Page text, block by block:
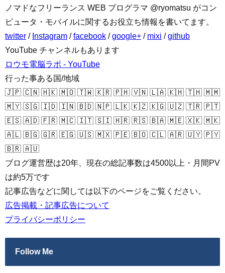
ノマドなフリーランス WEB プログラマ @ryomatsu がコン
ピュータ・モバイルに関するお役立ち情報を書いてます。
twitter / Instagram /facebook /google+ / mixi /github
YouTube チャンネルもあります
ロウモ電脳ラボ - YouTube
行った事ある国/地域
🇯🇵 🇨🇳 🇭🇰 🇲🇴 🇹🇼 🇰🇷 🇵🇭 🇻🇳 🇱🇦 🇰🇭 🇹🇭 🇲🇲
🇲🇾 🇸🇬 🇮🇩 🇮🇳 🇧🇩 🇳🇵 🇱🇰 🇰🇿 🇰🇬 🇺🇿 🇹🇷 🇵🇹
🇪🇸 🇦🇩 🇫🇷 🇲🇨 🇮🇹 🇸🇮 🇭🇷 🇷🇸 🇧🇦 🇲🇪 🇽🇰 🇲🇰
🇦🇱 🇧🇬 🇬🇷 🇪🇬 🇺🇸 🇲🇽 🇵🇪 🇧🇴 🇨🇱 🇦🇷 🇺🇾 🇵🇾
🇧🇷 🇦🇺
ブログ運営歴は20年、現在の総記事数は4500以上・月間PV
は約5万です
記事広告などに関しては以下のページをご覧ください。
広告掲載・記事広告について
プライバシーポリシー
Follow Me